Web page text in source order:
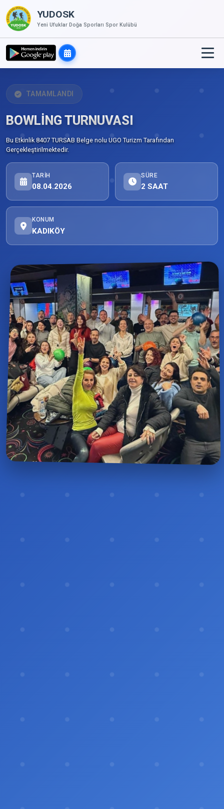
YUDOSK
Yeni Ufuklar Doğa Sporları Spor Kulübü
TAMAMLANDI
BOWLİNG TURNUVASI
Bu Etkinlik 8407 TURSAB Belge nolu UGO Turizm Tarafından
Gerçekleştirilmektedir.
TARIH
08.04.2026
SÜRE
2 SAAT
KONUM
KADIKÖY